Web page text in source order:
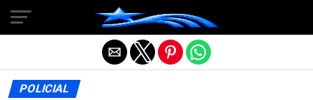
POLICIAL
Salir de la versión móvil